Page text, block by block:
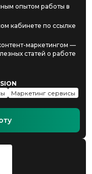
опытом работы в
кабинете по ссылке
маркетингом —
статей о работе
Маркетинг сервисы